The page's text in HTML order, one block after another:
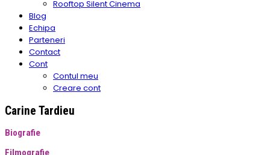
Rooftop Silent Cinema
Blog
Echipa
Parteneri
Contact
Cont
Contul meu
Creare cont
Carine Tardieu
Biografie
Filmografie